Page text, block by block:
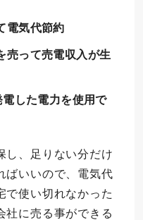
電気代節約
売って売電収入が生
した電力を使用で
し、足りない分だけ
ばいいので、電気代
で使い切れなかった
社に売る事ができる